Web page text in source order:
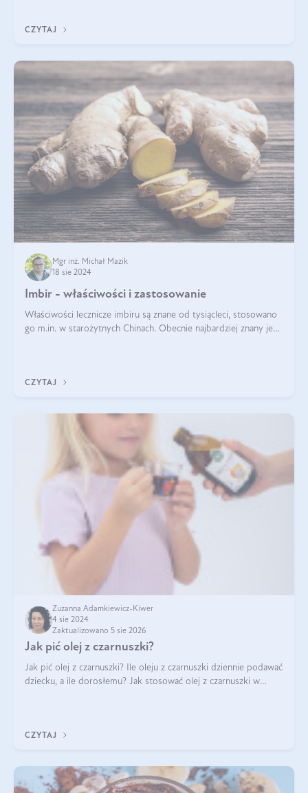
CZYTAJ
Mgr inż. Michał Mazik
18 sie 2024
Imbir - właściwości i zastosowanie
Właściwości lecznicze imbiru są znane od tysiącleci, stosowano
go m.in. w starożytnych Chinach. Obecnie najbardziej znany jest
CZYTAJ
Zuzanna Adamkiewicz-Kiwer
4 sie 2024
Zaktualizowano 5 sie 2026
Jak pić olej z czarnuszki?
Jak pić olej z czarnuszki? Ile oleju z czarnuszki dziennie podawać
dziecku, a ile dorosłemu? Jak stosować olej z czarnuszki w
CZYTAJ